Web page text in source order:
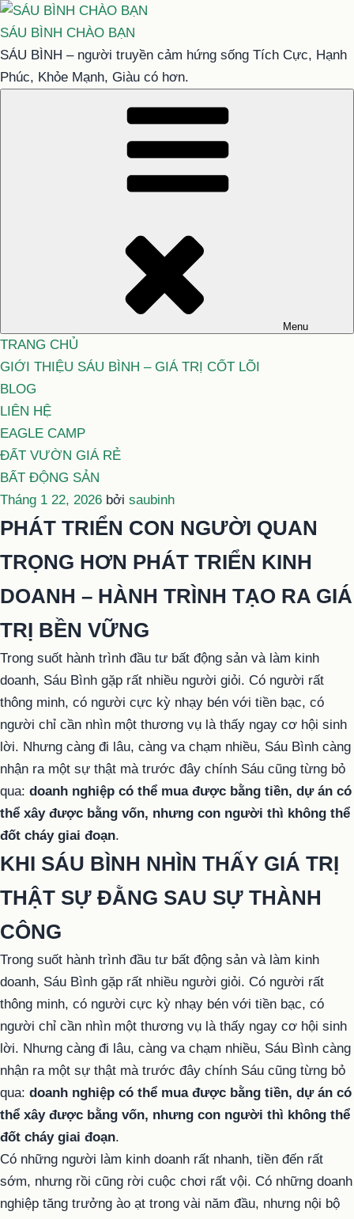
Chuyển
đến
phần
nội
SÁU BÌNH CHÀO BẠN
SÁU BÌNH – người truyền cảm hứng sống Tích Cực, Hạnh
Phúc, Khỏe Mạnh, Giàu có hơn.
Menu
TRANG CHỦ
GIỚI THIỆU SÁU BÌNH – GIÁ TRỊ CỐT LÕI
BLOG
LIÊN HỆ
EAGLE CAMP
ĐẤT VƯỜN GIÁ RẺ
BẤT ĐỘNG SẢN
Đăng
trong
Tháng 1 22, 2026 bởi saubinh
PHÁT TRIỂN CON NGƯỜI QUAN
TRỌNG HƠN PHÁT TRIỂN KINH
DOANH – HÀNH TRÌNH TẠO RA GIÁ
TRỊ BỀN VỮNG
Trong suốt hành trình đầu tư bất động sản và làm kinh
doanh, Sáu Bình gặp rất nhiều người giỏi. Có người rất
thông minh, có người cực kỳ nhạy bén với tiền bạc, có
người chỉ cần nhìn một thương vụ là thấy ngay cơ hội sinh
lời. Nhưng càng đi lâu, càng va chạm nhiều, Sáu Bình càng
nhận ra một sự thật mà trước đây chính Sáu cũng từng bỏ
qua: doanh nghiệp có thể mua được bằng tiền, dự án có
thể xây được bằng vốn, nhưng con người thì không thể
đốt cháy giai đoạn.
KHI SÁU BÌNH NHÌN THẤY GIÁ TRỊ
THẬT SỰ ĐẰNG SAU SỰ THÀNH
CÔNG
Trong suốt hành trình đầu tư bất động sản và làm kinh
doanh, Sáu Bình gặp rất nhiều người giỏi. Có người rất
thông minh, có người cực kỳ nhạy bén với tiền bạc, có
người chỉ cần nhìn một thương vụ là thấy ngay cơ hội sinh
lời. Nhưng càng đi lâu, càng va chạm nhiều, Sáu Bình càng
nhận ra một sự thật mà trước đây chính Sáu cũng từng bỏ
qua: doanh nghiệp có thể mua được bằng tiền, dự án có
thể xây được bằng vốn, nhưng con người thì không thể
đốt cháy giai đoạn.
Có những người làm kinh doanh rất nhanh, tiền đến rất
sớm, nhưng rồi cũng rời cuộc chơi rất vội. Có những doanh
nghiệp tăng trưởng ào ạt trong vài năm đầu, nhưng nội bộ